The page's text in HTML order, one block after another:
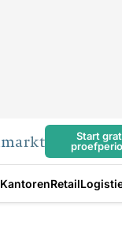
Start
KantorenRetail